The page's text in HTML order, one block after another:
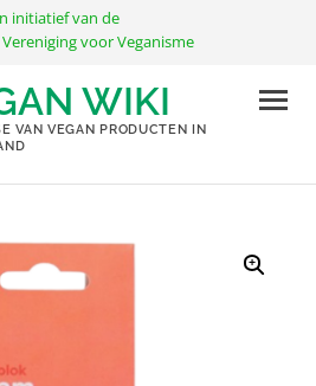
initiatief van de
voor Veganisme
WIKI
VAN VEGAN PRODUCTEN IN